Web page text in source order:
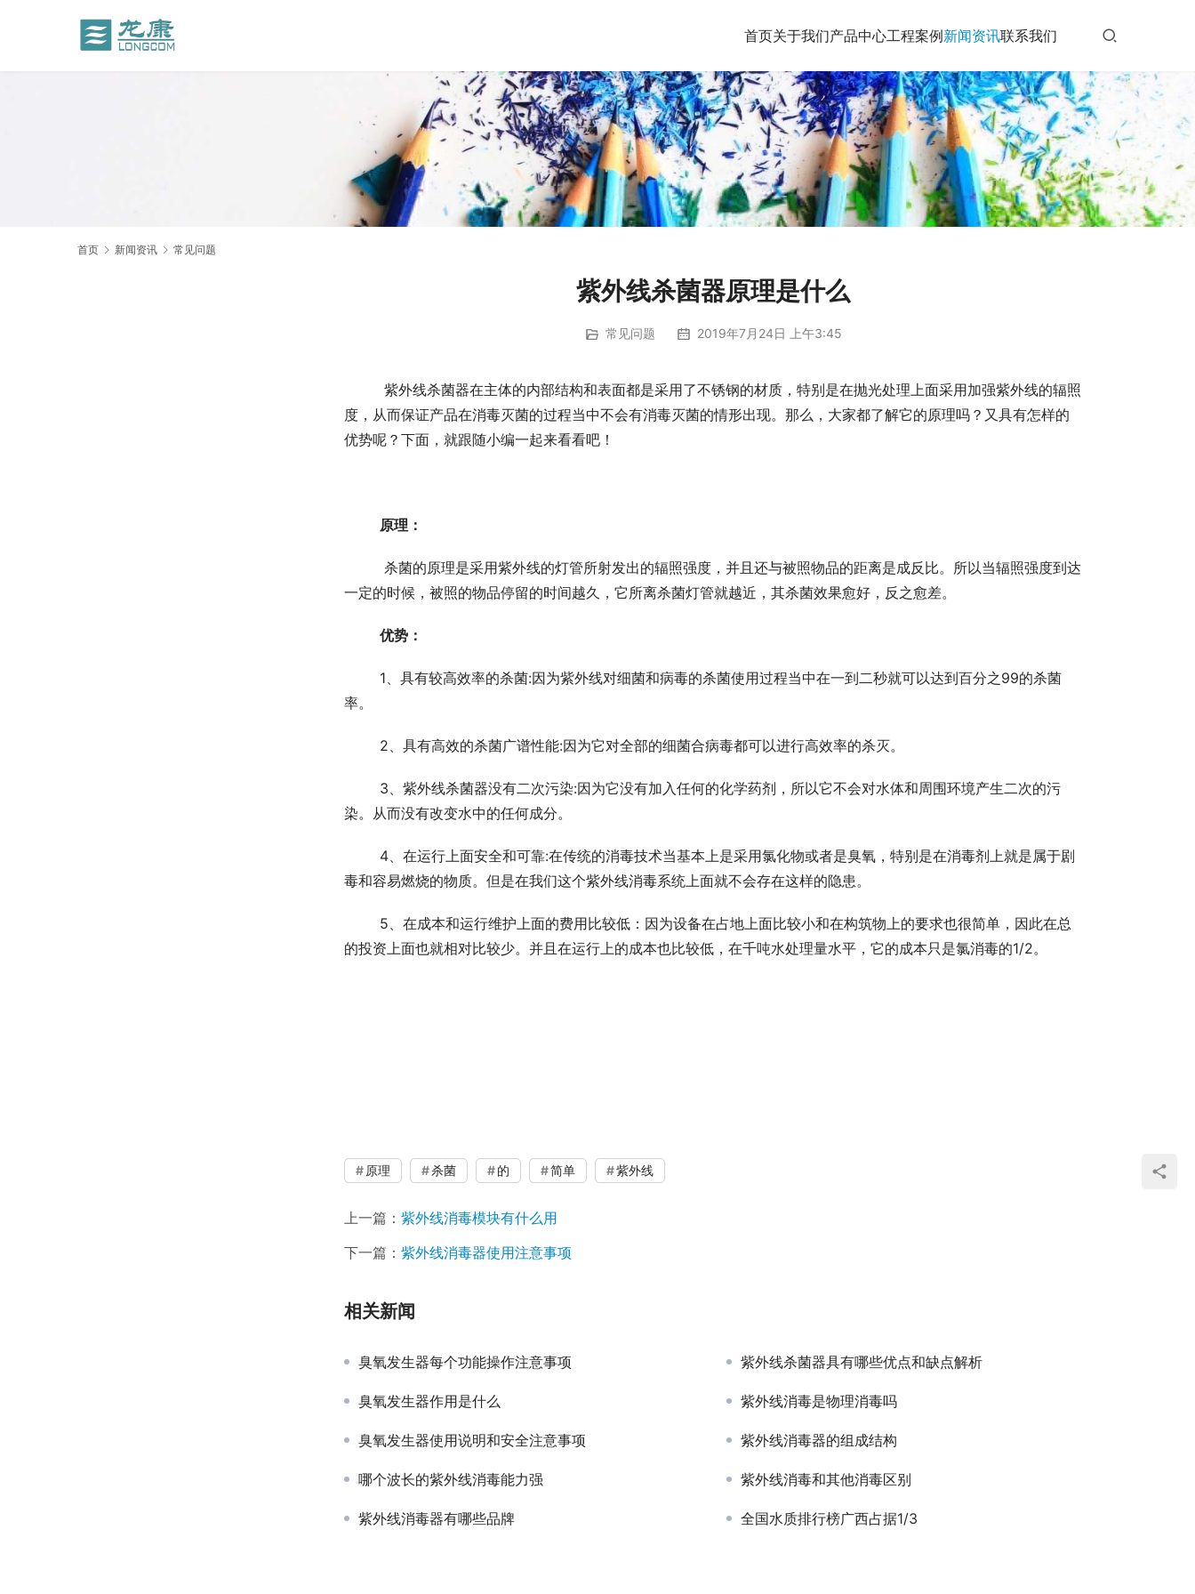
首页关于我们产品中心工程案例新闻资讯联系我们
首页 新闻资讯 常见问题
紫外线杀菌器原理是什么
常见问题 2019年7月24日 上午3:45
度，从而保证产品在消毒灭菌的过程当中不会有消毒灭菌的情形出现。那么，大家都了解它的原理吗？又具有怎样的
优势呢？下面，就跟随小编一起来看看吧！
原理：
一定的时候，被照的物品停留的时间越久，它所离杀菌灯管就越近，其杀菌效果愈好，反之愈差。
优势：
率。
	2、具有高效的杀菌广谱性能:因为它对全部的细菌合病毒都可以进行高效率的杀灭。
染。从而没有改变水中的任何成分。
毒和容易燃烧的物质。但是在我们这个紫外线消毒系统上面就不会存在这样的隐患。
的投资上面也就相对比较少。并且在运行上的成本也比较低，在千吨水处理量水平，它的成本只是氯消毒的1/2。
原理 杀菌 的 简单 紫外线
上一篇： 紫外线消毒模块有什么用
下一篇： 紫外线消毒器使用注意事项
相关新闻
臭氧发生器每个功能操作注意事项 紫外线杀菌器具有哪些优点和缺点解析
臭氧发生器作用是什么 紫外线消毒是物理消毒吗
臭氧发生器使用说明和安全注意事项 紫外线消毒器的组成结构
哪个波长的紫外线消毒能力强 紫外线消毒和其他消毒区别
紫外线消毒器有哪些品牌 全国水质排行榜广西占据1/3